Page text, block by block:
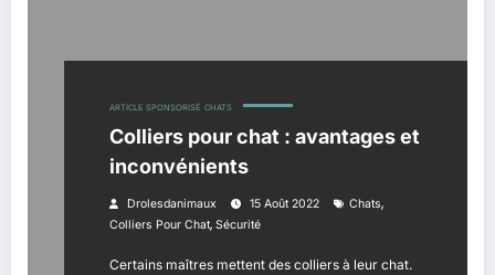
ARTICLE SPONSORISÉ CHATS
Colliers pour chat : avantages et
inconvénients
Drolesdanimaux 15 Août 2022 Chats,
Colliers Pour Chat, Sécurité
Certains maîtres mettent des colliers à leur chat.